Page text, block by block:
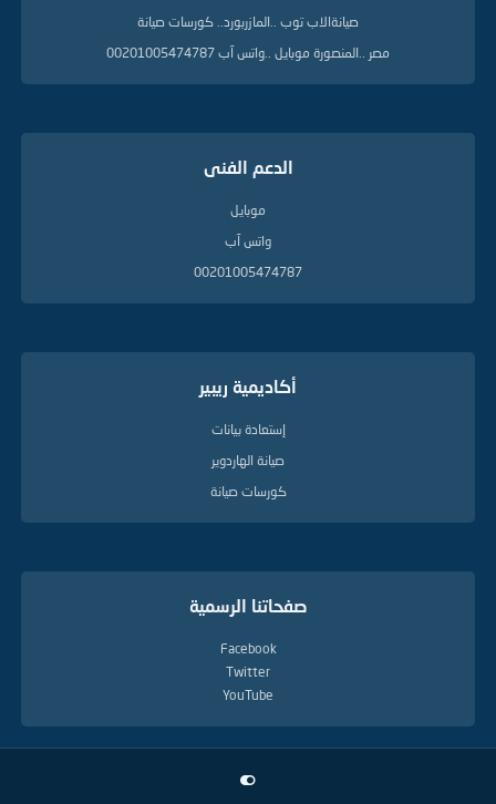
صيانةالاب توب ..المازربورد.. كورسات صيانة
مصر ..المنصورة موبايل ..واتس آب 00201005474787
الدعم الفنى
موبايل
واتس آب
00201005474787
أكاديمية ريبير
إستعادة بيانات
صيانة الهاردوير
كورسات صيانة
صفحاتنا الرسمية
Facebook
Twitter
YouTube